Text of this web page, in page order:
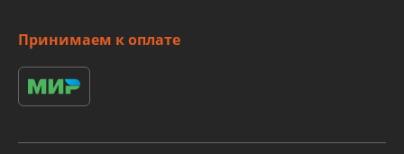
Принимаем к оплате